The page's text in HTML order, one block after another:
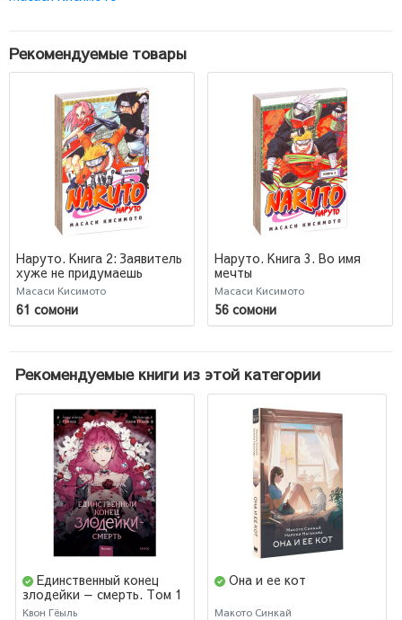
Рекомендуемые товары
Наруто. Книга 2: Заявитель
хуже не придумаешь
Масаси Кисимото
61 сомони
Наруто. Книга 3. Во имя
мечты
Масаси Кисимото
56 сомони
Рекомендуемые книги из этой категории
Единственный конец
злодейки — смерть. Том 1
Квон Гёыль
Она и ее кот
Макото Синкай